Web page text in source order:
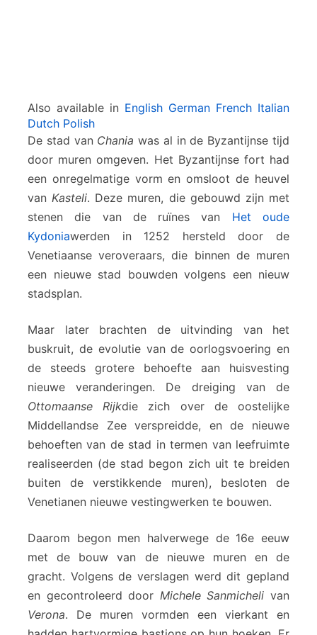
Also available in English German French Italian
Dutch Polish
De stad van Chania was al in de Byzantijnse tijd
door muren omgeven. Het Byzantijnse fort had
een onregelmatige vorm en omsloot de heuvel
vanKasteli. Deze muren, die gebouwd zijn met
stenen die van de ruïnes van Het oude
Kydoniawerden in 1252 hersteld door de
Venetiaanse veroveraars, die binnen de muren
een nieuwe stad bouwden volgens een nieuw
stadsplan.
Maar later brachten de uitvinding van het
buskruit, de evolutie van de oorlogsvoering en
de steeds grotere behoefte aan huisvesting
nieuwe veranderingen. De dreiging van de
Ottomaanse Rijkdie zich over de oostelijke
Middellandse Zee verspreidde, en de nieuwe
behoeften van de stad in termen van leefruimte
realiseerden (de stad begon zich uit te breiden
buiten de verstikkende muren), besloten de
Venetianen nieuwe vestingwerken te bouwen.
Daarom begon men halverwege de 16e eeuw
met de bouw van de nieuwe muren en de
gracht. Volgens de verslagen werd dit gepland
en gecontroleerd door Michele Sanmicheli van
Verona. De muren vormden een vierkant en